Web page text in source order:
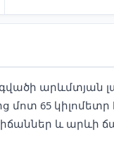
արևմտյան
65 կիլոմետր
և